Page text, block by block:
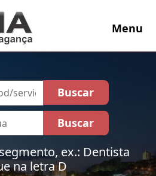
Menu
ex.: Dentista
na letra D